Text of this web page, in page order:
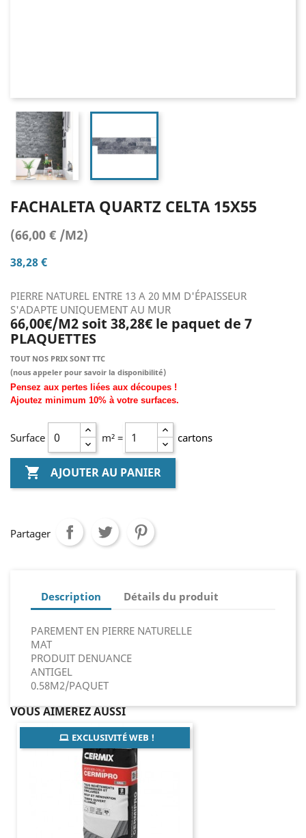
FACHALETA QUARTZ CELTA 15X55
(66,00 € /M2)
38,28 €
PIERRE NATUREL ENTRE 13 A 20 MM D'ÉPAISSEUR
S'ADAPTE UNIQUEMENT AU MUR
66,00€/M2 soit 38,28€ le paquet de 7
PLAQUETTES
TOUT NOS PRIX SONT TTC
(nous appeler pour savoir la disponibilité)
Pensez aux pertes liées aux découpes !
Ajoutez minimum 10% à votre surfaces.
Surface m² = cartons
 AJOUTER AU PANIER
Partager
Description Détails du produit
PAREMENT EN PIERRE NATURELLE
MAT
PRODUIT DENUANCE
ANTIGEL
0.58M2/PAQUET
VOUS AIMEREZ AUSSI
EXCLUSIVITÉ WEB !